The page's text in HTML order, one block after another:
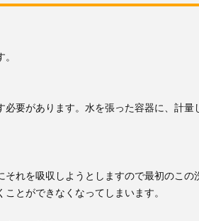
要があります。水を張った容器に、計
れを吸収しようとしますので最初のこ
とができなくなってしまいます。